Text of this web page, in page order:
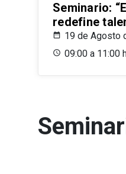
Seminario:
redefine
19 de Agosto
09:00 a 11:00